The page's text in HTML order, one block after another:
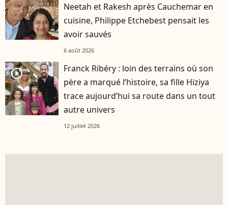
Neetah et Rakesh après Cauchemar en
cuisine, Philippe Etchebest pensait les
avoir sauvés
6 août 2026
player2
Franck Ribéry : loin des terrains où son
père a marqué l’histoire, sa fille Hiziya
trace aujourd’hui sa route dans un tout
autre univers
12 juillet 2026